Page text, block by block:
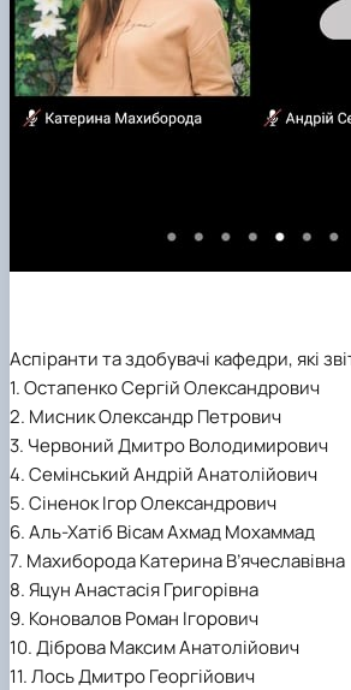
Аспіранти та здобувачі кафедри, які
1. Остапенко Сергій Олександрович
2. Мисник Олександр Петрович
3. Червоний Дмитро Володимирович
4. Семінський Андрій Анатолійович
5. Сіненок Ігор Олександрович
6. Аль-Хатіб Вісам Ахмад Мохаммад
7. Махиборода Катерина В’ячеславівна
8. Яцун Анастасія Григорівна
9. Коновалов Роман Ігорович
10. Діброва Максим Анатолійович
11. Лось Дмитро Георгійович